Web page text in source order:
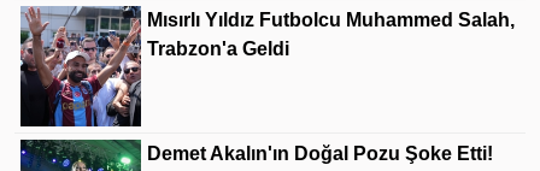
Mısırlı Yıldız Futbolcu Muhammed Salah,
Trabzon'a Geldi
Demet Akalın'ın Doğal Pozu Şoke Etti!